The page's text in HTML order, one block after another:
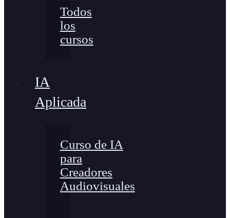
Todos
los
cursos
IA
Aplicada
Curso de IA
para
Creadores
Audiovisuales